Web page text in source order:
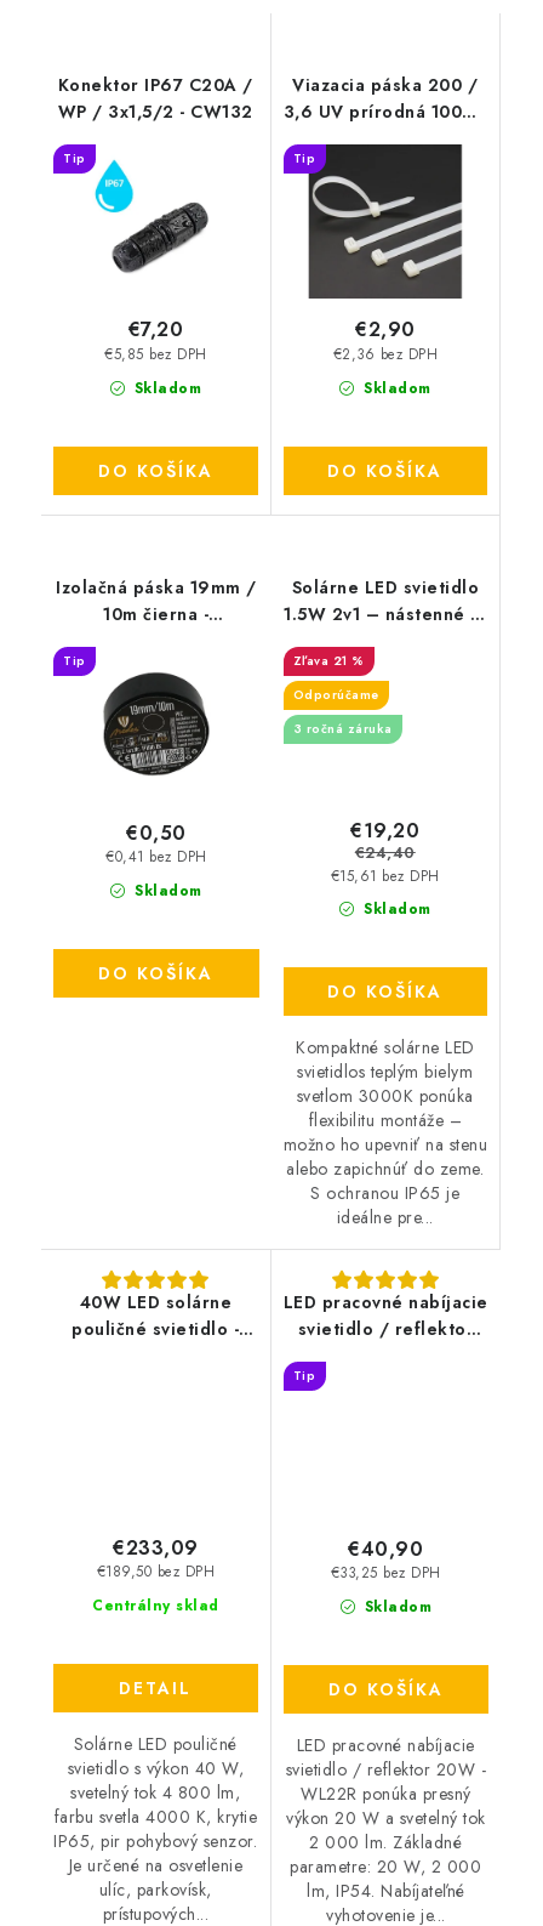
Konektor IP67 C20A /
WP / 3x1,5/2 - CW132
Tip
Skladom
€5,85 bez DPH
€7,20
DO KOŠÍKA
Viazacia páska 200 /
3,6 UV prírodná 100ks-
T3200UV
Tip
Skladom
€2,36 bez DPH
€2,90
DO KOŠÍKA
Izolačná páska 19mm /
10m čierna -
Tip
Skladom
€0,41 bez DPH
€0,50
DO KOŠÍKA
Solárne LED svietidlo
1.5W 2v1 – nástenné aj
IP65, čierne
21 %
Odporúčame
3 ročná záruka
Skladom
€15,61 bez DPH
€19,20
€24,40
DO KOŠÍKA
Kompaktné solárne LED
svietidlos teplým bielym
svetlom 3000K ponúka
flexibilitu montáže –
možno ho upevniť na stenu
alebo zapichnúť do zeme.
S ochranou IP65 je
ideálne pre...
40W LED solárne
pouličné svietidlo -
Centrálny sklad
€189,50 bez DPH
€233,09
DETAIL
Solárne LED pouličné
svietidlo s výkon 40 W,
svetelný tok 4 800 lm,
farbu svetla 4000 K, krytie
IP65, pir pohybový senzor.
Je určené na osvetlenie
ulíc, parkovísk,
prístupových...
LED pracovné nabíjacie
svietidlo / reflektor
20W - WL22R
Tip
Skladom
€33,25 bez DPH
€40,90
DO KOŠÍKA
LED pracovné nabíjacie
svietidlo / reflektor 20W -
WL22R ponúka presný
výkon 20 W a svetelný tok
2 000 lm. Základné
parametre: 20 W, 2 000
lm, IP54. Nabíjateľné
vyhotovenie je...